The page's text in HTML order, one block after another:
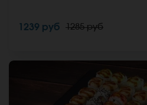
имбирь, васаби и соевый
стоимость заказа. *Внешний
1239 руб 1285 руб